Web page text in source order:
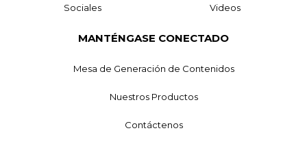
Sociales Videos
MANTÉNGASE CONECTADO
Mesa de Generación de Contenidos
Nuestros Productos
Contáctenos